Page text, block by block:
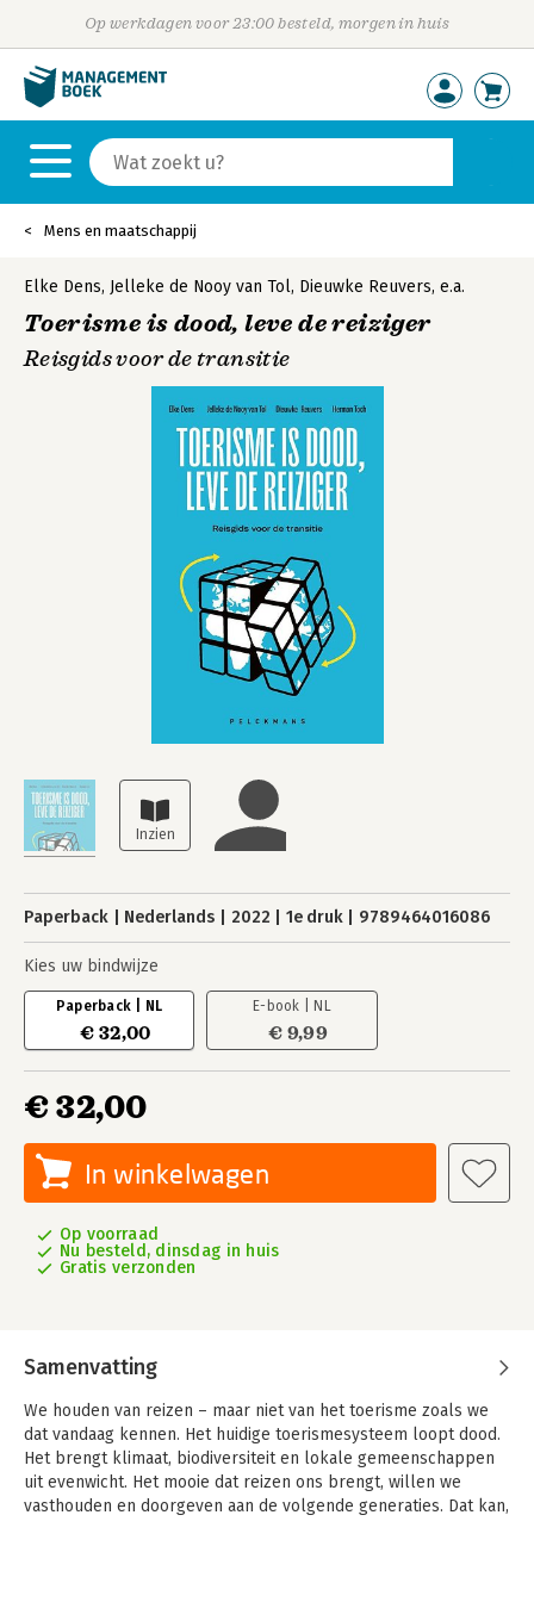
Op werkdagen voor 23:00 besteld, morgen in huis
Mens en maatschappij
Elke Dens, Jelleke de Nooy van Tol, Dieuwke Reuvers, e.a.
Toerisme is dood, leve de reiziger
Reisgids voor de transitie
Paperback Nederlands 2022 1e druk 9789464016086
Kies uw bindwijze
Paperback | NL
€ 32,00
E-book | NL
€ 9,99
€ 32,00
In winkelwagen
Op voorraad
Nu besteld, dinsdag in huis
Gratis verzonden
Samenvatting
We houden van reizen – maar niet van het toerisme zoals we
dat vandaag kennen. Het huidige toerismesysteem loopt dood.
Het brengt klimaat, biodiversiteit en lokale gemeenschappen
uit evenwicht. Het mooie dat reizen ons brengt, willen we
vasthouden en doorgeven aan de volgende generaties. Dat kan,